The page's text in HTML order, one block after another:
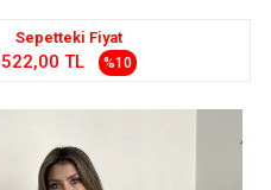
Sepetteki Fiyat
522,00 TL %10